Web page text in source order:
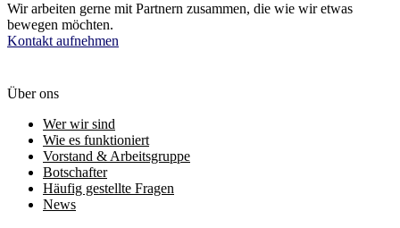
Wir arbeiten gerne mit Partnern zusammen, die wie wir etwas
bewegen möchten.
Kontakt aufnehmen
Über ons
Wer wir sind
Wie es funktioniert
Vorstand & Arbeitsgruppe
Botschafter
Häufig gestellte Fragen
News